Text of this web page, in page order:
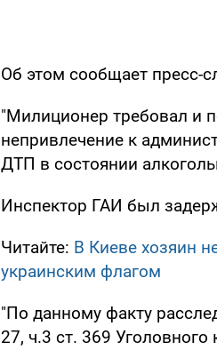
Об этом сообщает пресс-
"Милиционер требовал и
непривлечение к
ДТП в состоянии
Инспектор ГАИ был
Читайте: В Киеве хозяин
украинским флагом
"По данному факту
27, ч.3 ст. 369